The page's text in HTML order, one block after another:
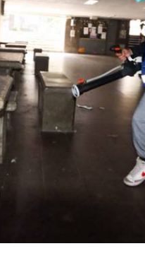
Contacto